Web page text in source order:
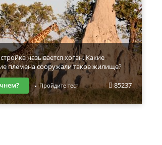
называется хоган. Какие
племена сооружали такое жилище?
85237
Пройдите тест